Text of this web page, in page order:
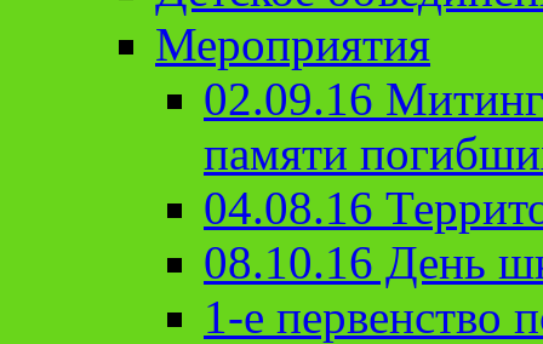
Мероприятия
02.09.16
памяти
04.08.16
08.10.16 День
1-е первенство